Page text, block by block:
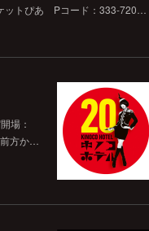
ットぴあ Pコード：333-720…
場：
方か…